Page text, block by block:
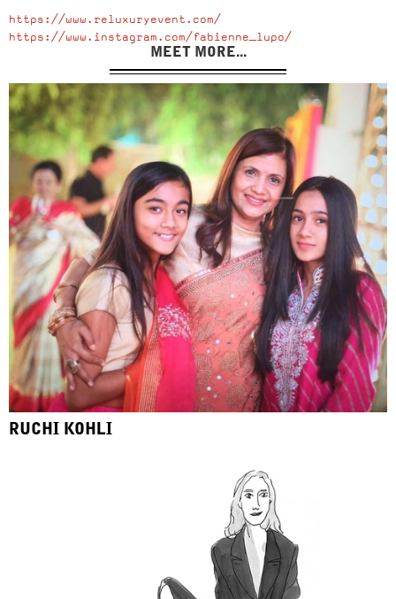
https://www.reluxuryevent.com/
https://www.instagram.com/fabienne_lupo/
MEET MORE...
RUCHI KOHLI